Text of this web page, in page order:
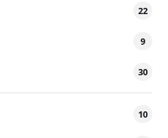
22
9
30
10